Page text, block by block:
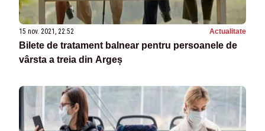
15 nov. 2021, 22:52 Actualitate
Bilete de tratament balnear pentru persoanele de
vârsta a treia din Argeș